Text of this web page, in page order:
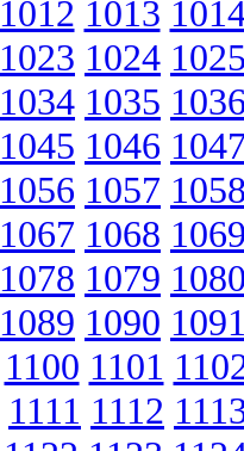
1012 1013
1023 1024
1034 1035
1045 1046
1056 1057
1067 1068
1078 1079
1089 1090
1100 1101
1111 1112